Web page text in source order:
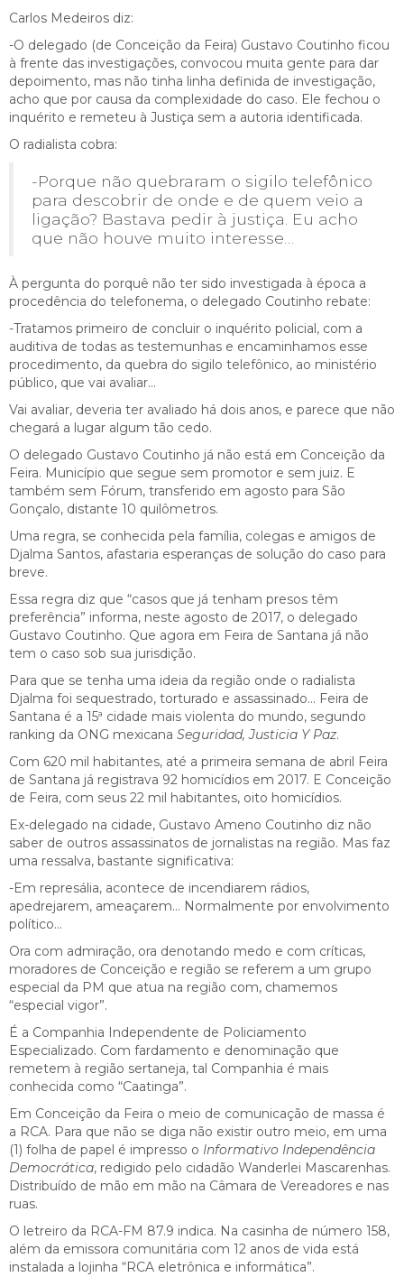
Carlos Medeiros diz:
-O delegado (de Conceição da Feira) Gustavo Coutinho ficou
à frente das investigações, convocou muita gente para dar
depoimento, mas não tinha linha definida de investigação,
acho que por causa da complexidade do caso. Ele fechou o
inquérito e remeteu à Justiça sem a autoria identificada.
O radialista cobra:
-Porque não quebraram o sigilo telefônico
para descobrir de onde e de quem veio a
ligação? Bastava pedir à justiça. Eu acho
que não houve muito interesse…
À pergunta do porquê não ter sido investigada à época a
procedência do telefonema, o delegado Coutinho rebate:
-Tratamos primeiro de concluir o inquérito policial, com a
auditiva de todas as testemunhas e encaminhamos esse
procedimento, da quebra do sigilo telefônico, ao ministério
público, que vai avaliar…
Vai avaliar, deveria ter avaliado há dois anos, e parece que não
chegará a lugar algum tão cedo.
O delegado Gustavo Coutinho já não está em Conceição da
Feira. Município que segue sem promotor e sem juiz. E
também sem Fórum, transferido em agosto para São
Gonçalo, distante 10 quilômetros.
Uma regra, se conhecida pela família, colegas e amigos de
Djalma Santos, afastaria esperanças de solução do caso para
breve.
Essa regra diz que “casos que já tenham presos têm
preferência” informa, neste agosto de 2017, o delegado
Gustavo Coutinho. Que agora em Feira de Santana já não
tem o caso sob sua jurisdição.
Para que se tenha uma ideia da região onde o radialista
Djalma foi sequestrado, torturado e assassinado… Feira de
Santana é a 15ª cidade mais violenta do mundo, segundo
ranking da ONG mexicana Seguridad, Justicia Y Paz.
Com 620 mil habitantes, até a primeira semana de abril Feira
de Santana já registrava 92 homicídios em 2017. E Conceição
de Feira, com seus 22 mil habitantes, oito homicídios.
Ex-delegado na cidade, Gustavo Ameno Coutinho diz não
saber de outros assassinatos de jornalistas na região. Mas faz
uma ressalva, bastante significativa:
-Em represália, acontece de incendiarem rádios,
apedrejarem, ameaçarem… Normalmente por envolvimento
político…
Ora com admiração, ora denotando medo e com críticas,
moradores de Conceição e região se referem a um grupo
especial da PM que atua na região com, chamemos
“especial vigor”.
É a Companhia Independente de Policiamento
Especializado. Com fardamento e denominação que
remetem à região sertaneja, tal Companhia é mais
conhecida como “Caatinga”.
Em Conceição da Feira o meio de comunicação de massa é
a RCA. Para que não se diga não existir outro meio, em uma
(1) folha de papel é impresso o Informativo Independência
Democrática, redigido pelo cidadão Wanderlei Mascarenhas.
Distribuído de mão em mão na Câmara de Vereadores e nas
ruas.
O letreiro da RCA-FM 87.9 indica. Na casinha de número 158,
além da emissora comunitária com 12 anos de vida está
instalada a lojinha “RCA eletrônica e informática”.